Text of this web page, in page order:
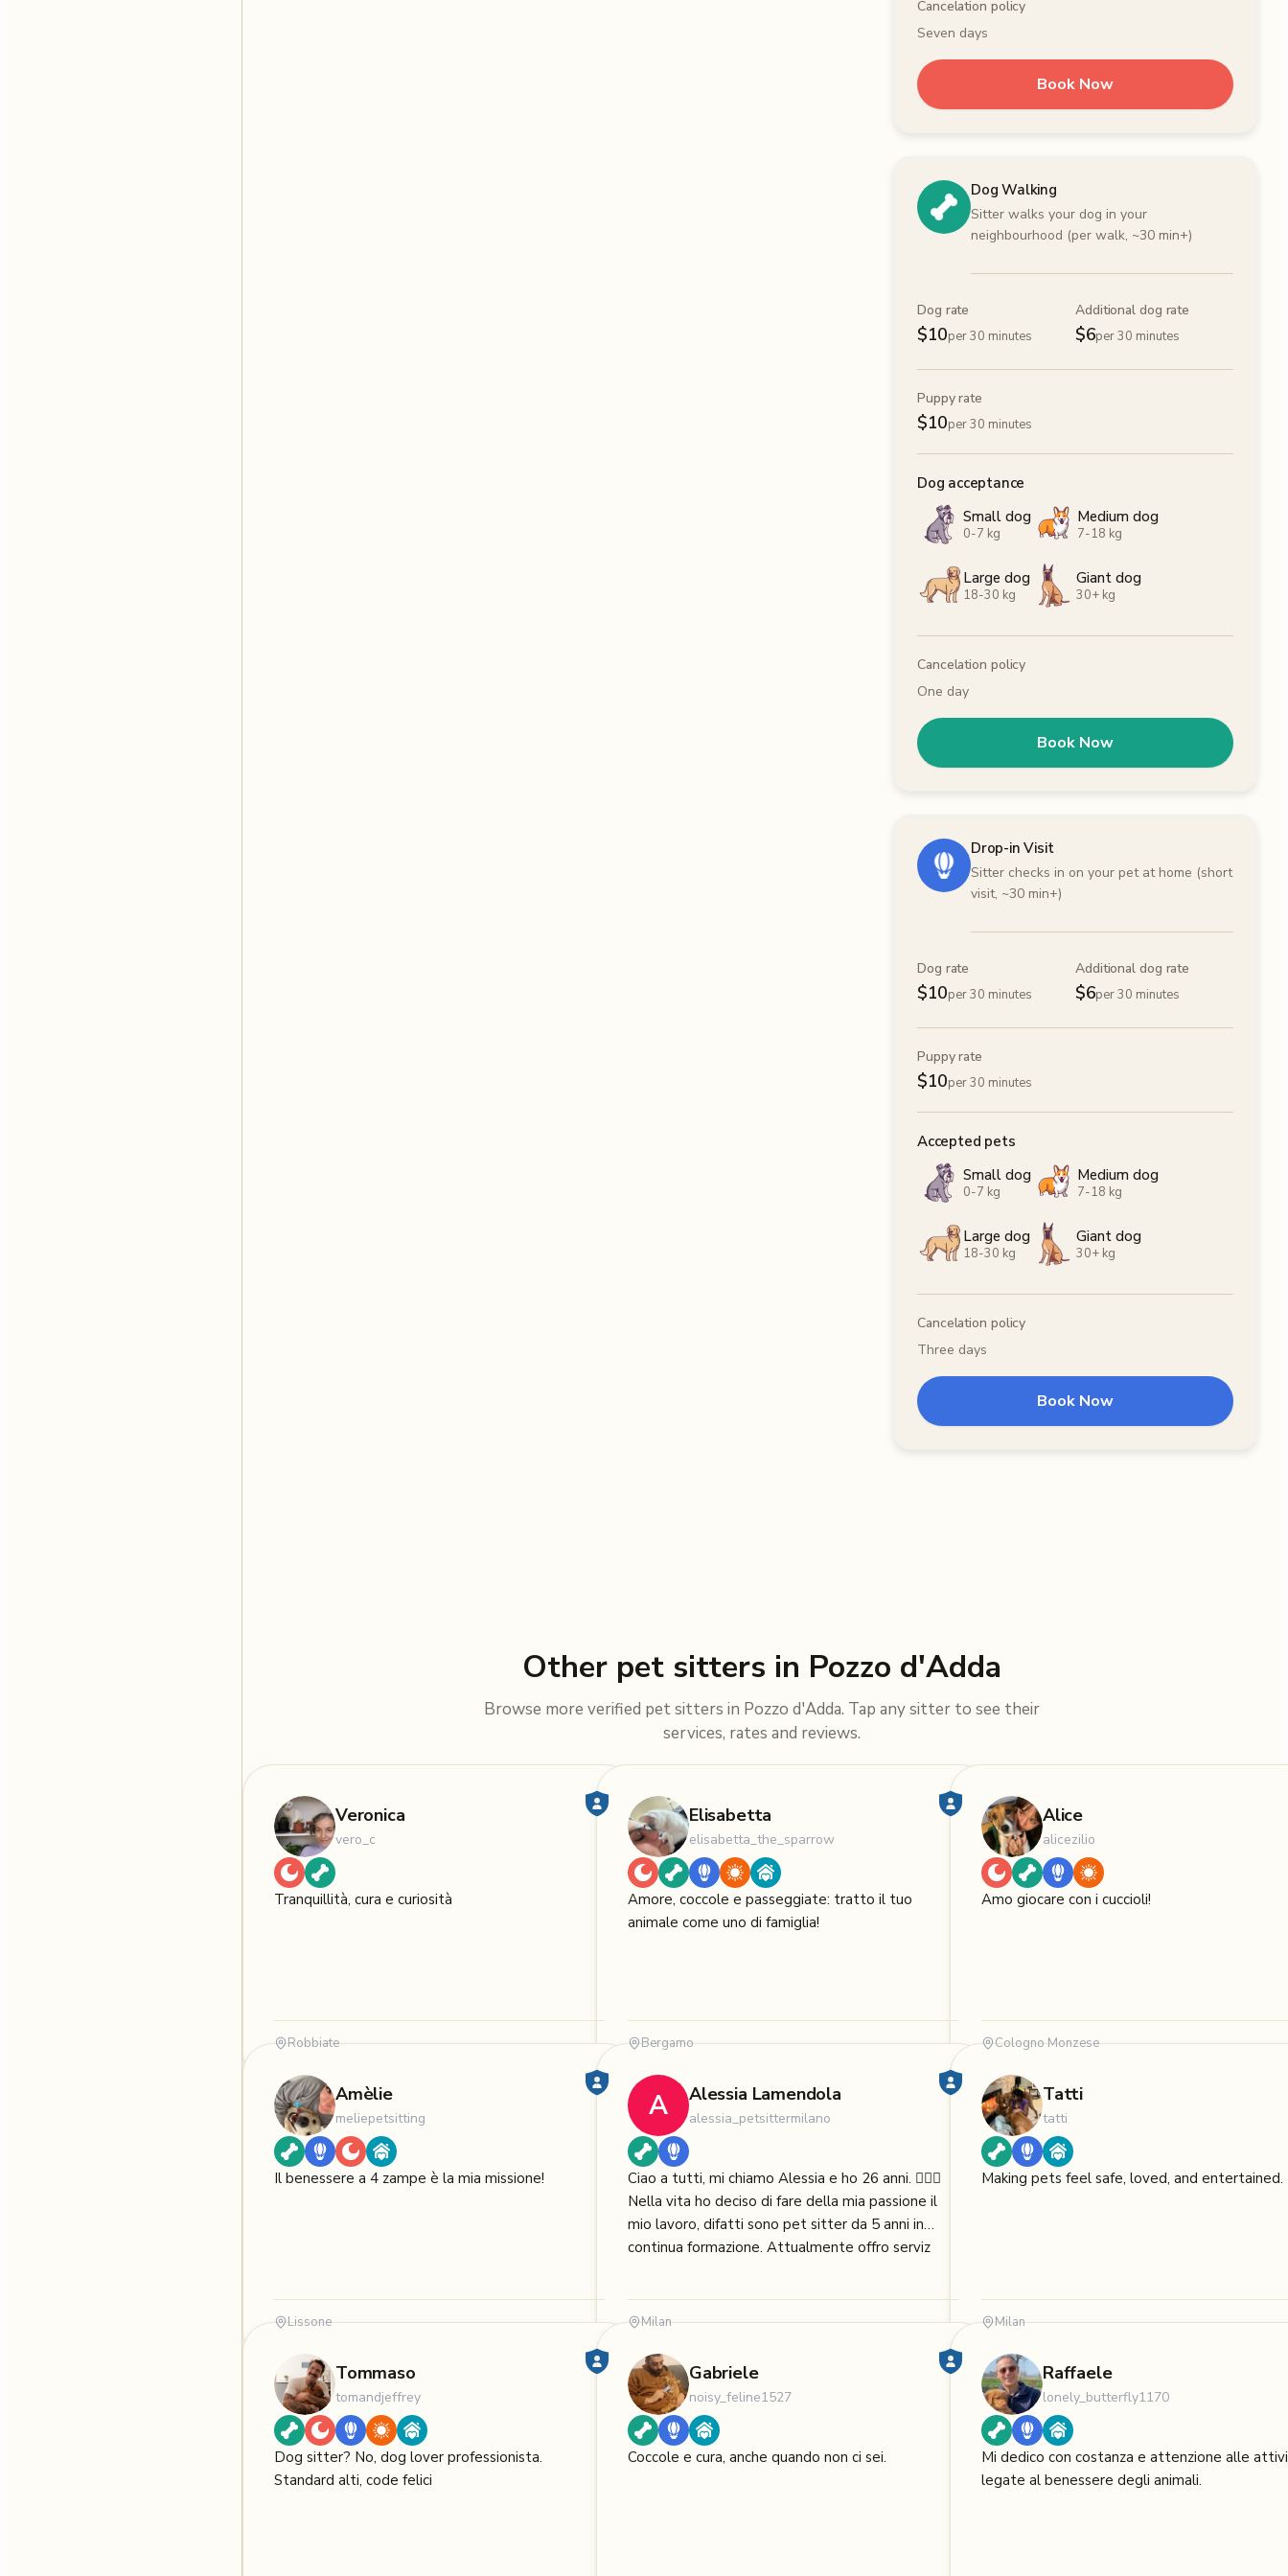
Cancelation policy
Seven days
Book Now
Dog Walking
Sitter walks your dog in your
neighbourhood (per walk, ~30 min+)
Dog rate
$10per 30 minutes
Additional dog rate
$6per 30 minutes
Puppy rate
$10per 30 minutes
Dog acceptance
Small dog
0-7 kg
Medium dog
7-18 kg
Large dog
18-30 kg
Giant dog
30+ kg
Cancelation policy
One day
Book Now
Drop-in Visit
Sitter checks in on your pet at home (short
visit, ~30 min+)
Dog rate
$10per 30 minutes
Additional dog rate
$6per 30 minutes
Puppy rate
$10per 30 minutes
Accepted pets
Small dog
0-7 kg
Medium dog
7-18 kg
Large dog
18-30 kg
Giant dog
30+ kg
Cancelation policy
Three days
Book Now
Other pet sitters in Pozzo d'Adda
Browse more verified pet sitters in Pozzo d'Adda. Tap any sitter to see their
services, rates and reviews.
Veronica
vero_c
Tranquillità, cura e curiosità
Robbiate
Elisabetta
elisabetta_the_sparrow
Amore, coccole e passeggiate: tratto il tuo
animale come uno di famiglia!
Bergamo
Alice
alicezilio
Amo giocare con i cuccioli!
Cologno Monzese
Amèlie
meliepetsitting
Il benessere a 4 zampe è la mia missione!
Lissone
A Alessia Lamendola
alessia_petsittermilano
Ciao a tutti, mi chiamo Alessia e ho 26 anni. 🙋🏻‍♀️
Nella vita ho deciso di fare della mia passione il
mio lavoro, difatti sono pet sitter da 5 anni in
continua formazione. Attualmente offro serviz
Milan
Tatti
tatti
Making pets feel safe, loved, and entertained.
Milan
Tommaso
tomandjeffrey
Dog sitter? No, dog lover professionista.
Standard alti, code felici
Gabriele
noisy_feline1527
Coccole e cura, anche quando non ci sei.
Raffaele
lonely_butterfly1170
Mi dedico con costanza e attenzione alle
legate al benessere degli animali.